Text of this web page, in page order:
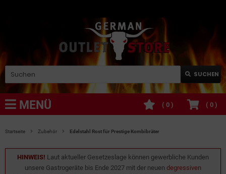
SUCHEN
MENÜ ( 0 )
( 0 )
Startseite Zubehör Edelstahl Rost für Prestige Kombibräter
HINWEIS! Laut aktueller Gesetzeslage können gewerbliche Kunden
unsere Gastrogeräte bis Ende 2027 mit der neuen degressiven